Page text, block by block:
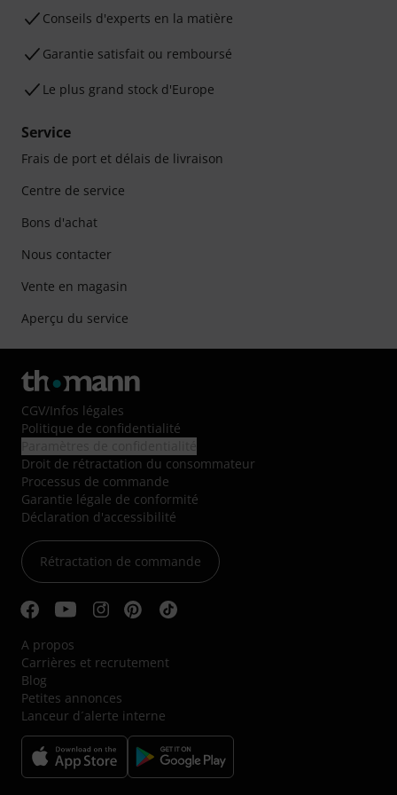
Conseils d'experts en la matière
Garantie satisfait ou remboursé
Le plus grand stock d'Europe
Service
Frais de port et délais de livraison
Centre de service
Bons d'achat
Nous contacter
Vente en magasin
Aperçu du service
CGV/Infos légales
Politique de confidentialité
Droit de rétractation du consommateur
Processus de commande
Garantie légale de conformité
Déclaration d'accessibilité
Rétractation de commande
A propos
Carrières et recrutement
Blog
Petites annonces
Lanceur d´alerte interne